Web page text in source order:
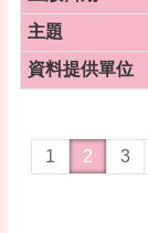
1 2 3